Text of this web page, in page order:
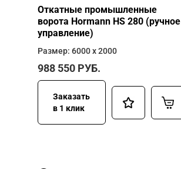
Откатные промышленные
ворота Hormann HS 280 (ручное
управление)
Размер: 6000 х 2000
988 550 РУБ.
Заказать
в 1 клик